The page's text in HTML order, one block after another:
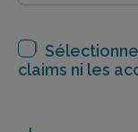
claims ni les